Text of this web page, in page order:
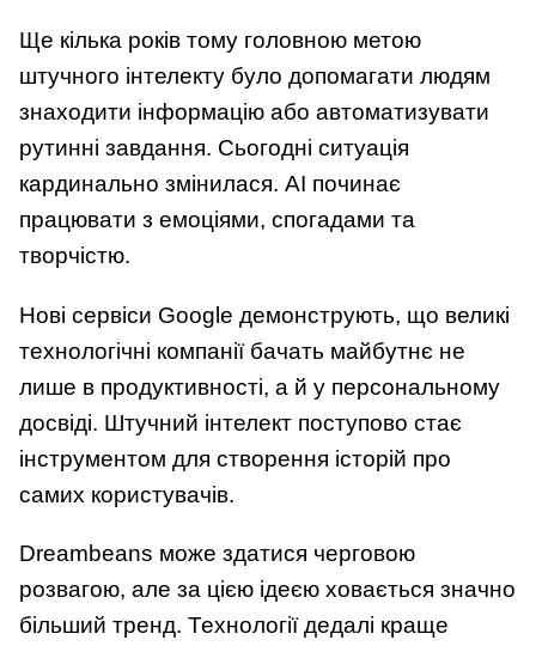
Ще кілька років тому головною метою
штучного інтелекту було допомагати людям
знаходити інформацію або автоматизувати
рутинні завдання. Сьогодні ситуація
кардинально змінилася. AI починає
працювати з емоціями, спогадами та
творчістю.
Нові сервіси Google демонструють, що великі
технологічні компанії бачать майбутнє не
лише в продуктивності, а й у персональному
досвіді. Штучний інтелект поступово стає
інструментом для створення історій про
самих користувачів.
Dreambeans може здатися черговою
розвагою, але за цією ідеєю ховається значно
більший тренд. Технології дедалі краще